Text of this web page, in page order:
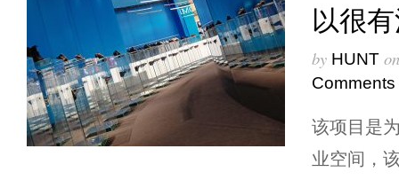
以很
by HUNT
Comments
该项目是
业空间，